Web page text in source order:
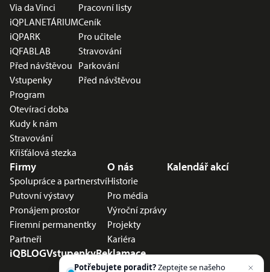
Via da Vinci
iQPLANETÁRIUM
iQPARK
iQFABLAB
Před návštěvou
Vstupenky
Program
Otevírací doba
Kudy k nám
Stravování
Křišťálová stezka
Pracovní listy
Ceník
Pro učitele
Stravování
Parkování
Před návštěvou
Firmy
Spolupráce a partnerství
Putovní výstavy
Pronájem prostor
Firemní permanentky
Partneři
O nás
Historie
Pro média
Výroční zprávy
Projekty
Kariéra
Kalendář akcí
iQBLOGVstupenkyReklamace
Potřebujete poradit?Zeptejte se našeho